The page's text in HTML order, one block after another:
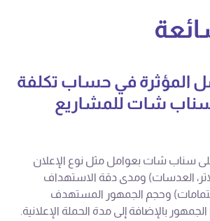
المؤثرة في حساب تكلفة
سناب شات للمشاريع
على سناب شات بعوامل مثل نوع الإعلان
العدسات) ومدى دقة الاستهداف
وحجم الجمهور المستهدف
بالإضافة إلى مدة الحملة الإعلانية.